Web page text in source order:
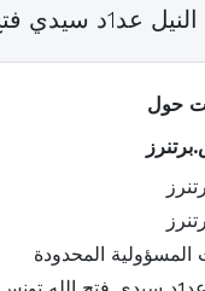
الله تونس (
حول
المحدودة